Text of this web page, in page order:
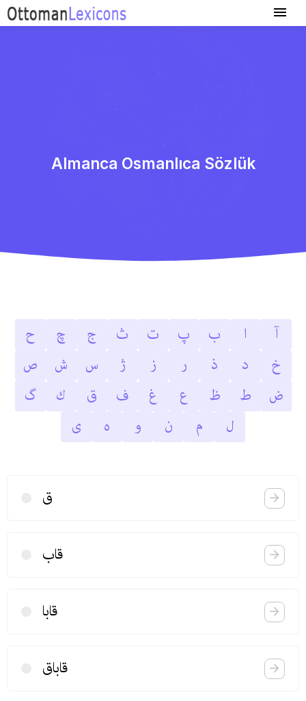
Almanca Osmanlıca Sözlük
آ ا ب پ ت ث ج چ
ح
خ
د ذ ر ز ژ س ش
ص
ض
ط ظ ع غ ف ق ك
گ
ل
م ن و ه ى
ق
قاب
قابا
قاباق